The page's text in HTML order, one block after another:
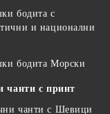
бодита с
и национални
бодита Морски
чанти с принт
чанти с Шевици